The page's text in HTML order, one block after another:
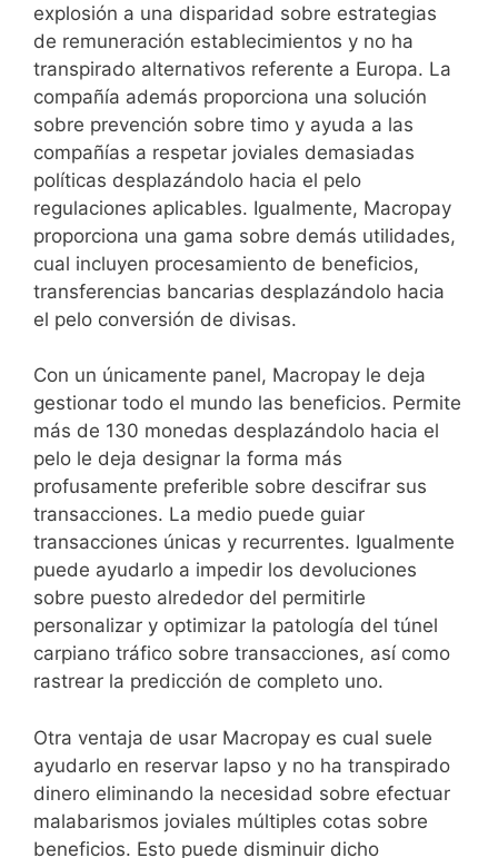
explosión a una disparidad sobre estrategias
de remuneración establecimientos y no ha
transpirado alternativos referente a Europa. La
compañía además proporciona una solución
sobre prevención sobre timo y ayuda a las
compañías a respetar joviales demasiadas
políticas desplazándolo hacia el pelo
regulaciones aplicables. Igualmente, Macropay
proporciona una gama sobre demás utilidades,
cual incluyen procesamiento de beneficios,
transferencias bancarias desplazándolo hacia
el pelo conversión de divisas.
Con un únicamente panel, Macropay le deja
gestionar todo el mundo las beneficios. Permite
más de 130 monedas desplazándolo hacia el
pelo le deja designar la forma más
profusamente preferible sobre descifrar sus
transacciones. La medio puede guiar
transacciones únicas y recurrentes. Igualmente
puede ayudarlo a impedir los devoluciones
sobre puesto alrededor del permitirle
personalizar y optimizar la patologí­a del túnel
carpiano tráfico sobre transacciones, así­ como
rastrear la predicción de completo uno.
Otra ventaja de usar Macropay es cual suele
ayudarlo en reservar lapso y no ha transpirado
dinero eliminando la necesidad sobre efectuar
malabarismos joviales múltiples cotas sobre
beneficios. Esto puede disminuir dicho